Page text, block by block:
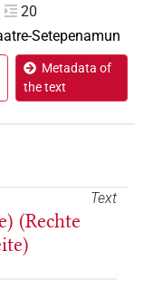
20
Setepenamun
Metadata of
the text
Text
(Rechte